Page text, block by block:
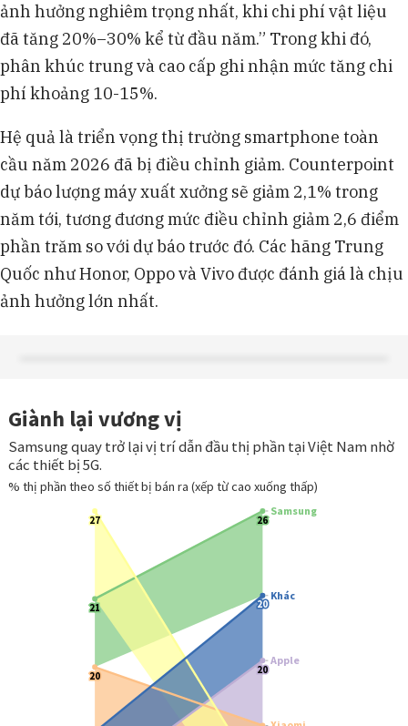
ảnh hưởng nghiêm trọng nhất, khi chi phí vật liệu
đã tăng 20%–30% kể từ đầu năm.” Trong khi đó,
phân khúc trung và cao cấp ghi nhận mức tăng chi
phí khoảng 10-15%.
Hệ quả là triển vọng thị trường smartphone toàn
cầu năm 2026 đã bị điều chỉnh giảm. Counterpoint
dự báo lượng máy xuất xưởng sẽ giảm 2,1% trong
năm tới, tương đương mức điều chỉnh giảm 2,6 điểm
phần trăm so với dự báo trước đó. Các hãng Trung
Quốc như Honor, Oppo và Vivo được đánh giá là chịu
ảnh hưởng lớn nhất.